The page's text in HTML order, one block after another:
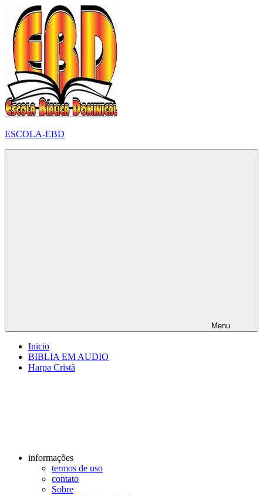
para
conteúdo
ESCOLA-EBD
Menu
Inicio
BIBLIA EM AUDIO
Harpa Cristã
informações
termos de uso
contato
Sobre